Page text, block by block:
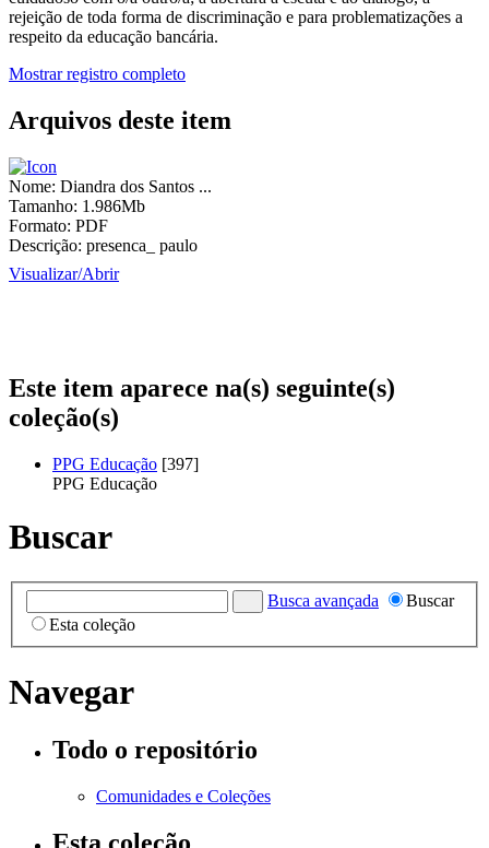
rejeição de toda forma de discriminação e para problematizações a
respeito da educação bancária.
Mostrar registro completo
Arquivos deste item
Nome: Diandra dos Santos ...
Tamanho: 1.986Mb
Formato: PDF
Descrição: presenca_ paulo
Visualizar/Abrir
Este item aparece na(s) seguinte(s)
coleção(s)
PPG Educação [397]
PPG Educação
Buscar
Busca avançada
Buscar
Esta coleção
Navegar
Todo o repositório
Comunidades e Coleções